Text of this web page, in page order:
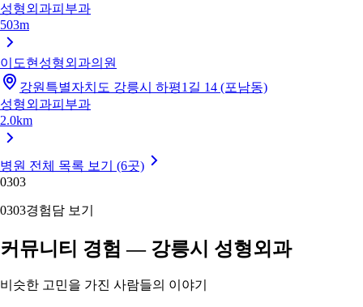
성형외과피부과
503m
이도현성형외과의원
강원특별자치도 강릉시 하평1길 14 (포남동)
성형외과피부과
2.0km
병원 전체 목록 보기 (6곳)
0303
0303경험담 보기
커뮤니티 경험 — 강릉시 성형외과
비슷한 고민을 가진 사람들의 이야기